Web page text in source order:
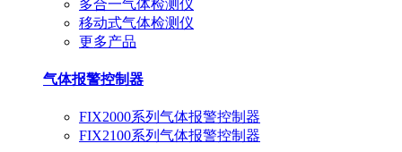
多合一气体检测仪
移动式气体检测仪
更多产品
气体报警控制器
FIX2000系列气体报警控制器
FIX2100系列气体报警控制器